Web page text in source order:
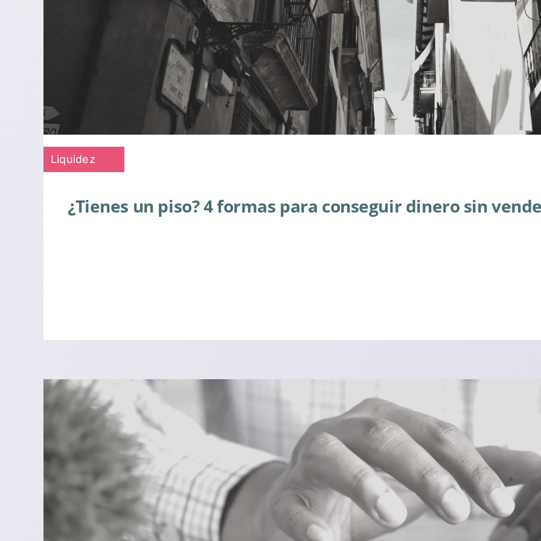
Liquidez
¿Tienes un piso? 4 formas para conseguir dinero sin